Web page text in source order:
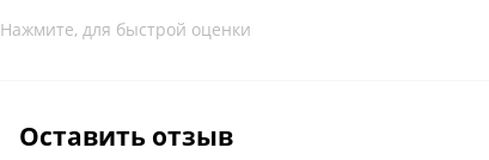
Нажмите, для быстрой оценки
Оставить отзыв